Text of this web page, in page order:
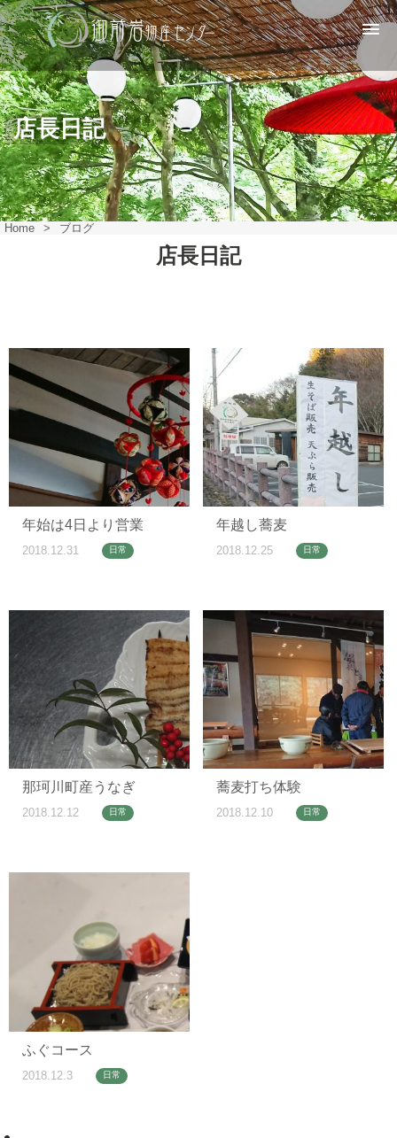
店長日記
Home > ブログ
店長日記
年始は4日より営業
2018.12.31 日常
年越し蕎麦
2018.12.25 日常
那珂川町産うなぎ
2018.12.12 日常
蕎麦打ち体験
2018.12.10 日常
ふぐコース
2018.12.3 日常